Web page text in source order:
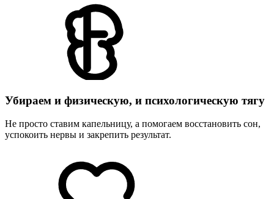
Убираем и физическую, и психологическую тягу
Не просто ставим капельницу, а помогаем восстановить сон,
успокоить нервы и закрепить результат.